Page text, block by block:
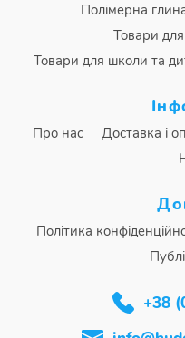
Полімерна
Товари для
Товари для школи та
Про нас Доставка і
Політика
+38